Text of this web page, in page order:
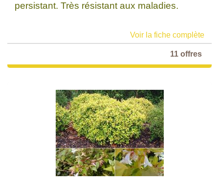
persistant. Très résistant aux maladies.
Voir la fiche complète
11 offres